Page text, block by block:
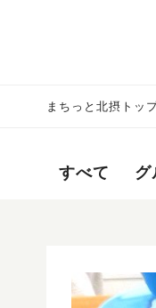
まちっと北摂トッ
すべて グ